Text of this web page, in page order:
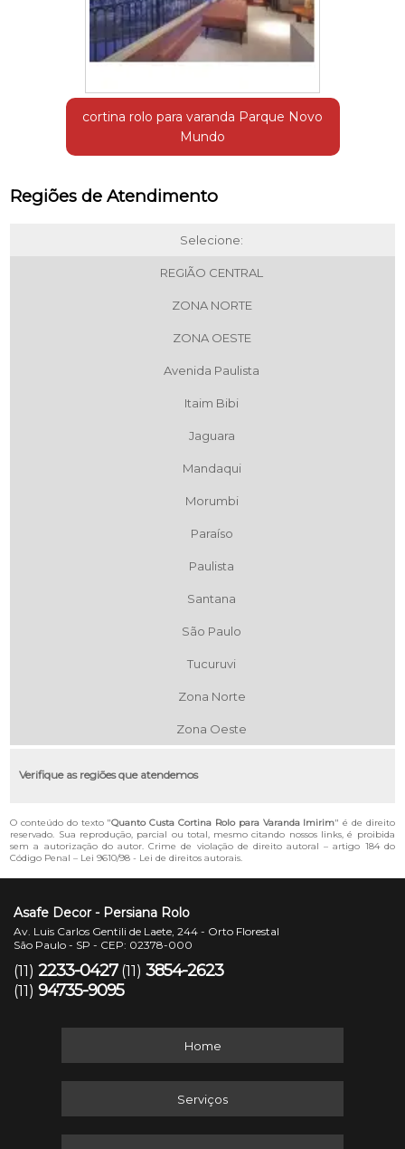
cortina rolo para varanda Parque Novo
Mundo
Regiões de Atendimento
Selecione:
REGIÃO CENTRAL
ZONA NORTE
ZONA OESTE
Avenida Paulista
Itaim Bibi
Jaguara
Mandaqui
Morumbi
Paraíso
Paulista
Santana
São Paulo
Tucuruvi
Zona Norte
Zona Oeste
Verifique as regiões que atendemos
O conteúdo do texto "Quanto Custa Cortina Rolo para Varanda Imirim" é de direito
reservado. Sua reprodução, parcial ou total, mesmo citando nossos links, é proibida
sem a autorização do autor. Crime de violação de direito autoral – artigo 184 do
Código Penal – Lei 9610/98 - Lei de direitos autorais.
Asafe Decor - Persiana Rolo
Av. Luis Carlos Gentili de Laete, 244 - Orto Florestal
São Paulo - SP - CEP: 02378-000
(11) 2233-0427 (11) 3854-2623
(11) 94735-9095
Home
Serviços